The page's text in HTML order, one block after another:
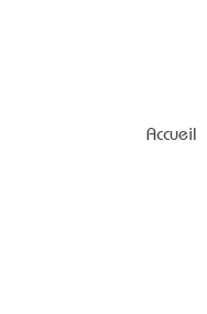
Accueil